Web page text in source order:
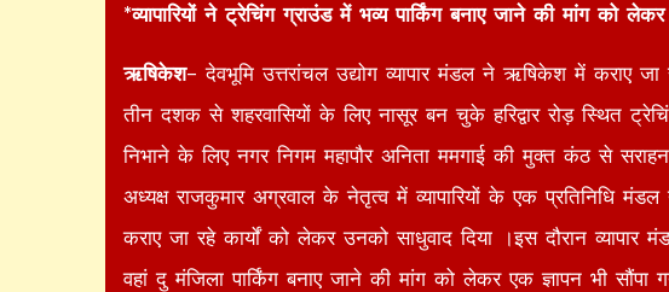
*व्यापारियों ने ट्रेचिंग ग्राउंड में भव्य पार्किंग बनाए जाने की मांग को
ऋषिकेश– देवभूमि उत्तरांचल उद्योग व्यापार मंडल ने ऋषिकेश में कराए जा
तीन दशक से शहरवासियों के लिए नासूर बन चुके हरिद्वार रोड़ स्थित
निभाने के लिए नगर निगम महापौर अनिता ममगाई की मुक्त कंठ से
अध्यक्ष राजकुमार अग्रवाल के नेतृत्व में व्यापारियों के एक प्रतिनिधि
कराए जा रहे कार्यों को लेकर उनको साधुवाद दिया ।इस दौरान
वहां दु मंजिला पार्किंग बनाए जाने की मांग को लेकर एक ज्ञापन भी सौंपा